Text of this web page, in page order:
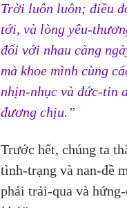
Trời luôn luôn; điều
tới, và lòng yêu-
đối với nhau càng
mà khoe mình cùng
nhịn-nhục và đức-tin
đương chịu.”
Trước hết, chúng ta
tình-trạng và nan-đề
phải trải-qua và